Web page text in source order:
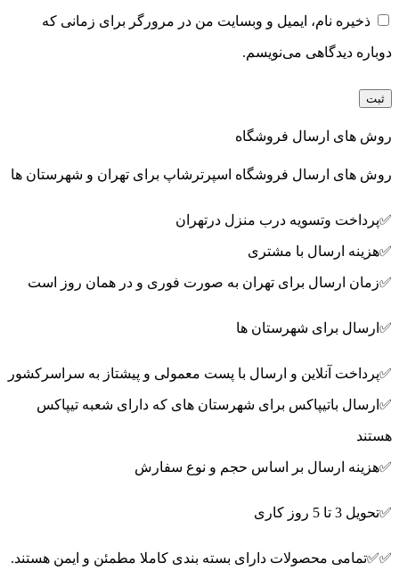
ذخیره نام، ایمیل و وبسایت من در مرورگر برای زمانی که
دوباره دیدگاهی می‌نویسم.
روش های ارسال فروشگاه
روش های ارسال فروشگاه اسپرترشاپ برای تهران و شهرستان ها
✅پرداخت وتسویه درب منزل درتهران
✅هزینه ارسال با مشتری
✅زمان ارسال برای تهران به صورت فوری و در همان روز است
✅ارسال برای شهرستان ها
✅پرداخت آنلاین و ارسال با پست معمولی و پیشتاز به سراسرکشور
✅ارسال باتیپاکس برای شهرستان های که دارای شعبه تیپاکس
هستند
✅هزینه ارسال بر اساس حجم و نوع سفارش
✅تحویل 3 تا 5 روز کاری
✅✅تمامی محصولات دارای بسته بندی کاملا مطمئن و ایمن هستند.